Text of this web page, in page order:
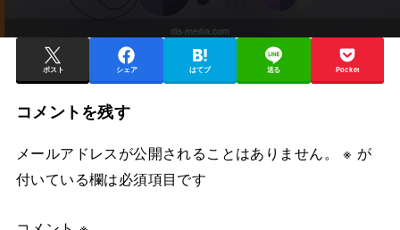
ポスト シェア はてブ 送る Pocket
コメントを残す
メールアドレスが公開されることはありません。 ※ が
付いている欄は必須項目です